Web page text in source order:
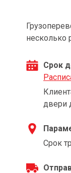
несколько
Срок
двери
Срок